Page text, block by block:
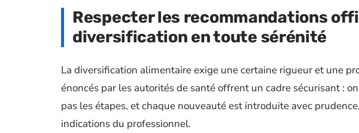
Respecter les recommandations
diversification en toute sérénité
La diversification alimentaire exige une certaine rigueur et une
énoncés par les autorités de santé offrent un cadre sécurisant :
pas les étapes, et chaque nouveauté est introduite avec
indications du professionnel.